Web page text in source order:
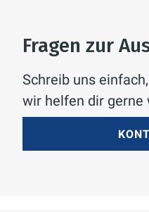
Fragen zur
Schreib uns
wir helfen dir gerne